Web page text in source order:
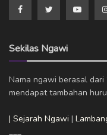
Sekilas Ngawi
Nama ngawi berasal dari
mendapat tambahan
| Sejarah Ngawi |
___